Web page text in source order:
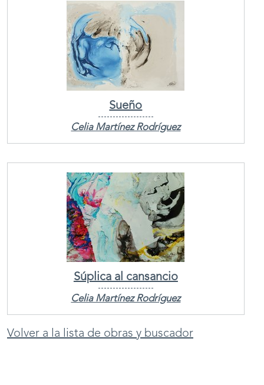
Sueño
Celia Martínez Rodríguez
Súplica al cansancio
Celia Martínez Rodríguez
Volver a la lista de obras y buscador